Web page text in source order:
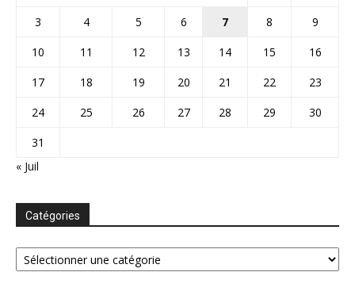
3
4 5 6 7 8
9
10
11 12 13 14 15
16
17
18 19 20 21 22
23
24
25 26 27 28 29
30
31
« Juil
Catégories
Catégories